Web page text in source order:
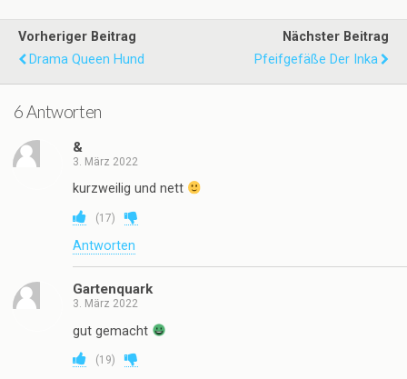
Vorheriger Beitrag
Drama Queen Hund
Nächster Beitrag
Pfeifgefäße Der Inka
6 Antworten
&
3. März 2022
kurzweilig und nett
(17)
Antworten
Gartenquark
3. März 2022
gut gemacht
(19)